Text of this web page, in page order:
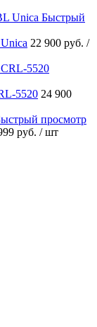
Быстрый
22 900 руб. /
5520 24 900
просмотр
руб. / шт